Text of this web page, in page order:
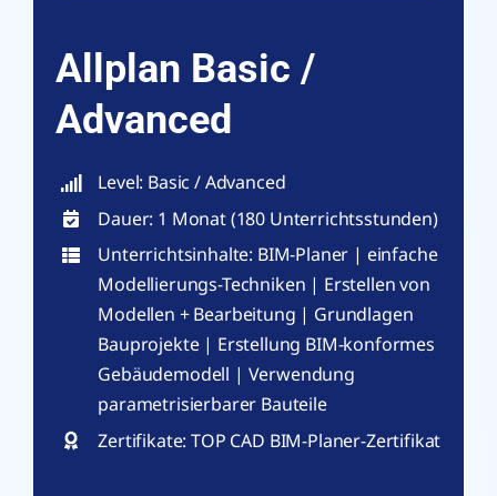
Allplan Basic /
Advanced
Level: Basic / Advanced
Dauer: 1 Monat (180 Unterrichtsstunden)
Unterrichtsinhalte: BIM-Planer | einfache
Modellierungs-Techniken | Erstellen von
Modellen + Bearbeitung | Grundlagen
Bauprojekte | Erstellung BIM-konformes
Gebäudemodell | Verwendung
parametrisierbarer Bauteile
Zertifikate: TOP CAD BIM-Planer-Zertifikat